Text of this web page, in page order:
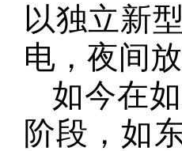
以独立新
电，夜间
如今在
阶段，如